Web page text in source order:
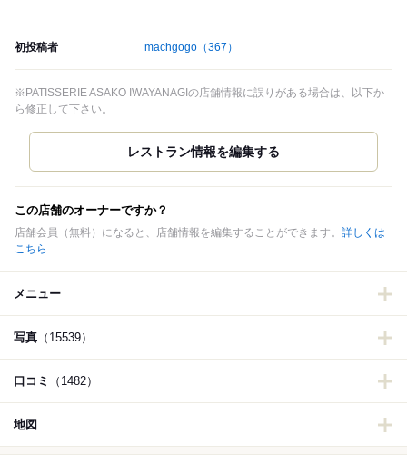
初投稿者 machgogo （367）
※PATISSERIE ASAKO IWAYANAGIの店舗情報に誤りがある場合は、以下か
ら修正して下さい。
この店舗のオーナーですか？
店舗会員（無料）になると、店舗情報を編集することができます。 詳しくは
こちら
メニュー
写真 （15539）
口コミ （1482）
地図